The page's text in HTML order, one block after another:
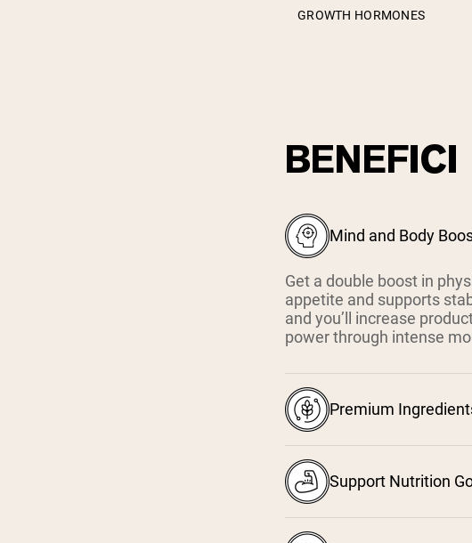
GROWTH HORMONES
BENEFICI
Mind and Body
Get a double boost in
appetite and supports
and you’ll increase
power through intense
Premium
Support Nutrition